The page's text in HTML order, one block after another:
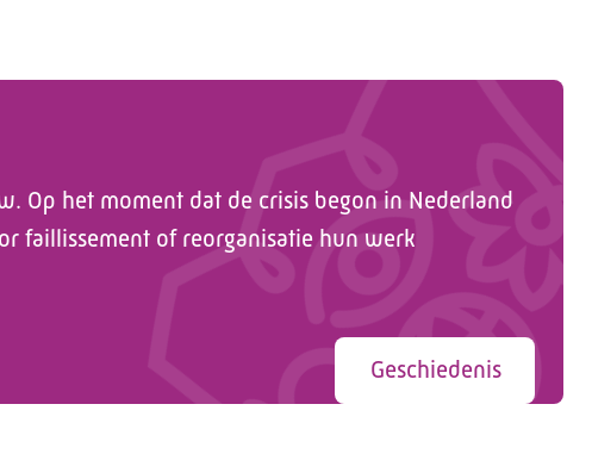
Op het moment dat de crisis begon in Nederland
faillissement of reorganisatie hun werk
Geschiedenis